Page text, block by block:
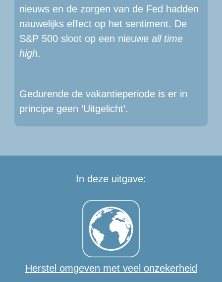
nieuws en de zorgen van de Fed hadden
nauwelijks effect op het sentiment. De
S&P 500 sloot op een nieuwe all time
high.
Gedurende de vakantieperiode is er in
principe geen ‘Uitgelicht’.
In deze uitgave:
Herstel omgeven met veel onzekerheid